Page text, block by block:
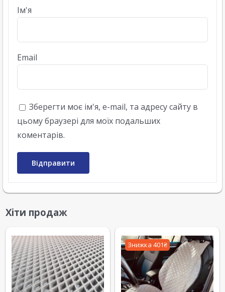
Ім'я
Email
Зберегти моє ім'я, e-mail, та адресу сайту в
цьому браузері для моїх подальших
коментарів.
Хіти продаж
Знижка 401₴